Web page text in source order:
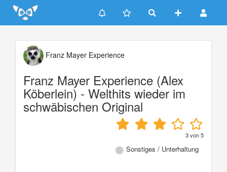
Update cookies preferences
Franz Mayer Experience
Franz Mayer Experience (Alex
Köberlein) - Welthits wieder im
schwäbischen Original
3von5
Sonstiges / Unterhaltung